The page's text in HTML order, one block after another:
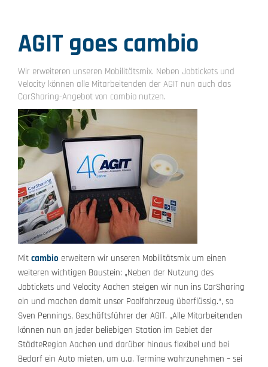
AGIT goes cambio
Wir erweiteren unseren Mobilitätsmix. Neben Jobtickets und
Velocity können alle Mitarbeitenden der AGIT nun auch das
CarSharing-Angebot von cambio nutzen.
Mit cambio erweitern wir unseren Mobilitätsmix um einen
weiteren wichtigen Baustein: „Neben der Nutzung des
Jobtickets und Velocity Aachen steigen wir nun ins CarSharing
ein und machen damit unser Poolfahrzeug überflüssig.“, so
Sven Pennings, Geschäftsführer der AGIT. „Alle Mitarbeitenden
können nun an jeder beliebigen Station im Gebiet der
StädteRegion Aachen und darüber hinaus flexibel und bei
Bedarf ein Auto mieten, um u.a. Termine wahrzunehmen – sei